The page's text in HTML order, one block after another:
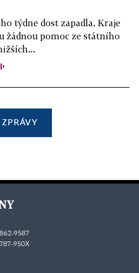
týdne dost zapadla. Kraje
žádnou pomoc ze státního
9587
950X